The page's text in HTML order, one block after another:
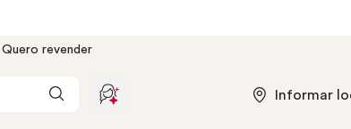
Quero revender